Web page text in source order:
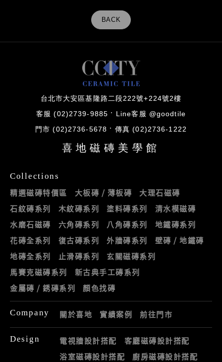
BACK
台北市大安區基隆路二段222號+224號2樓
客服 (02)2739-9885 Line客服 @goodtile
門市 (02)2736-5678 傳真 (02)2736-1222
喜地磁磚美學館
Collections
精選磁磚特價區 大板磚 / 薄板磚
大理石磁磚
石紋磚系列
木紋磚系列 塗料磚系列
清水模磁磚
水磨石磁磚
六角磚系列 八角磚系列
地鐵磚系列
花磚全系列
復古磚系列 外牆磚系列
壁磚 / 地鐵磚
地磚全系列
止滑磚系列
玄關磁磚系列
馬賽克磁磚系列
新古典手工磚系列
金屬磚 / 銹磚系列
顏色找磚
Company 關於喜地 實績案例 前往門市
Design 電視牆設計搭配
客廳磁磚設計搭配
浴室磁磚設計搭配
廚房磁磚設計搭配